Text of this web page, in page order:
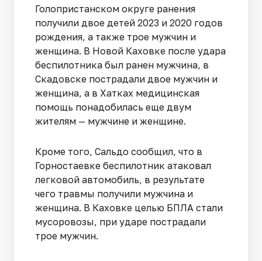
Голопристанском округе ранения
получили двое детей 2023 и 2020 годов
рождения, а также трое мужчин и
женщина. В Новой Каховке после удара
беспилотника был ранен мужчина, в
Скадовске пострадали двое мужчин и
женщина, а в Хатках медицинская
помощь понадобилась еще двум
жителям — мужчине и женщине.
Кроме того, Сальдо сообщил, что в
Горностаевке беспилотник атаковал
легковой автомобиль, в результате
чего травмы получили мужчина и
женщина. В Каховке целью БПЛА стали
мусоровозы, при ударе пострадали
трое мужчин.